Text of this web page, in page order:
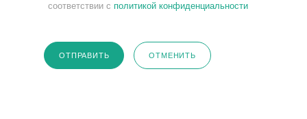
соответствии с политикой конфиденциальности
ОТПРАВИТЬ ОТМЕНИТЬ